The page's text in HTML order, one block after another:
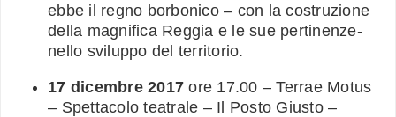
ebbe il regno borbonico – con la costruzione
della magnifica Reggia e le sue pertinenze-
nello sviluppo del territorio.
17 dicembre 2017 ore 17.00 – Terrae Motus
– Spettacolo teatrale – Il Posto Giusto –